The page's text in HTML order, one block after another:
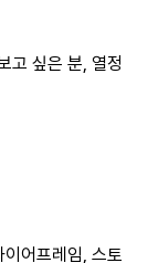
고 싶은 분, 열정
어프레임, 스토